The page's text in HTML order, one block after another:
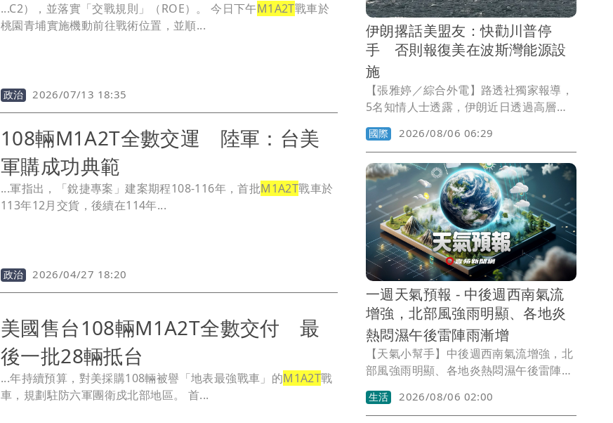
...C2），並落實「交戰規則」（ROE）。 今日下午M1A2T戰車於
桃園青埔實施機動前往戰術位置，並順...
政治 2026/07/13 18:35
108輛M1A2T全數交運 陸軍：台美
軍購成功典範
...軍指出，「銳捷專案」建案期程108-116年，首批M1A2T戰車於
113年12月交貨，後續在114年...
政治 2026/04/27 18:20
美國售台108輛M1A2T全數交付 最
後一批28輛抵台
...年持續預算，對美採購108輛被譽「地表最強戰車」的M1A2T戰
車，規劃駐防六軍團衛戍北部地區。 首...
伊朗撂話美盟友：快勸川普停
手 否則報復美在波斯灣能源設
施
【張雅婷／綜合外電】路透社獨家報導，
5名知情人士透露，伊朗近日透過高層外
交管道警告波斯灣國家，若美國再次攻擊
伊朗領土，德黑蘭將報復美國在波斯灣地
區的資產及能源設施，並要求華府區域盟
友運用對總統川普的影響力，勸阻美方升
高軍事行動。
國際 2026/08/06 06:29
一週天氣預報 - 中後週西南氣流
增強，北部風強雨明顯、各地炎
熱悶濕午後雷陣雨漸增
【天氣小幫手】中後週西南氣流增強，北
部風強雨明顯、各地炎熱悶濕午後雷陣雨
漸增
生活 2026/08/06 02:00